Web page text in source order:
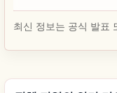
최신 정보는 공식 발표